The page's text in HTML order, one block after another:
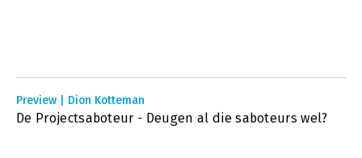
Preview | Dion Kotteman
De Projectsaboteur - Deugen al die saboteurs wel?